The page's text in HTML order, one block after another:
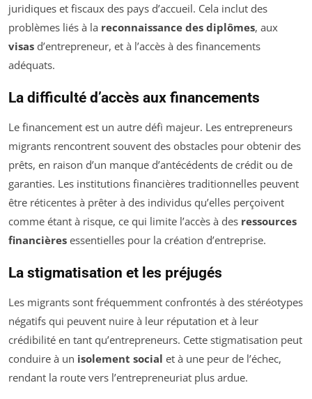
juridiques et fiscaux des pays d’accueil. Cela inclut des
problèmes liés à la reconnaissance des diplômes, aux
visas d’entrepreneur, et à l’accès à des financements
adéquats.
La difficulté d’accès aux financements
Le financement est un autre défi majeur. Les entrepreneurs
migrants rencontrent souvent des obstacles pour obtenir des
prêts, en raison d’un manque d’antécédents de crédit ou de
garanties. Les institutions financières traditionnelles peuvent
être réticentes à prêter à des individus qu’elles perçoivent
comme étant à risque, ce qui limite l’accès à des ressources
financières essentielles pour la création d’entreprise.
La stigmatisation et les préjugés
Les migrants sont fréquemment confrontés à des stéréotypes
négatifs qui peuvent nuire à leur réputation et à leur
crédibilité en tant qu’entrepreneurs. Cette stigmatisation peut
conduire à un isolement social et à une peur de l’échec,
rendant la route vers l’entrepreneuriat plus ardue.